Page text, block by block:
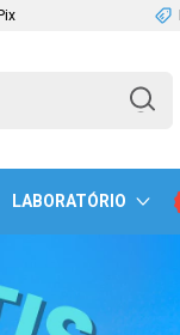
LABORATÓRIO